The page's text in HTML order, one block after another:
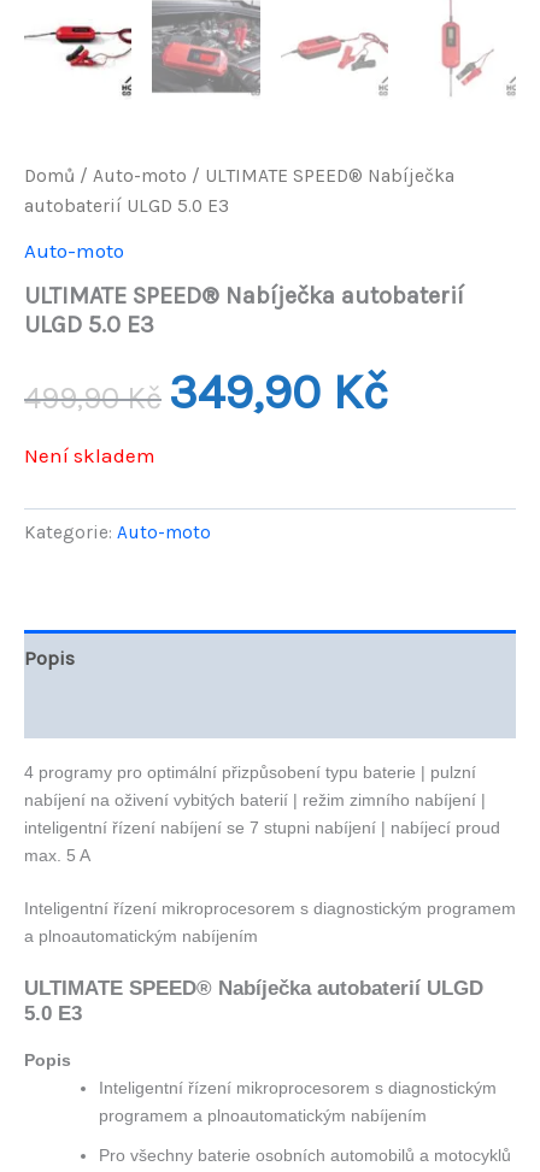
Domů / Auto-moto / ULTIMATE SPEED® Nabíječka
autobaterií ULGD 5.0 E3
Auto-moto
ULTIMATE SPEED® Nabíječka autobaterií
ULGD 5.0 E3
499,90Kč
Původní
499,90 Kč.
349,90 Kč
Není skladem
Kategorie: Auto-moto
Popis
4 programy pro optimální přizpůsobení typu baterie | pulzní
nabíjení na oživení vybitých baterií | režim zimního nabíjení |
inteligentní řízení nabíjení se 7 stupni nabíjení | nabíjecí proud
max. 5 A
Inteligentní řízení mikroprocesorem s diagnostickým programem
a plnoautomatickým nabíjením
ULTIMATE SPEED® Nabíječka autobaterií ULGD
5.0 E3
Popis
Inteligentní řízení mikroprocesorem s diagnostickým
programem a plnoautomatickým nabíjením
Pro všechny baterie osobních automobilů a motocyklů